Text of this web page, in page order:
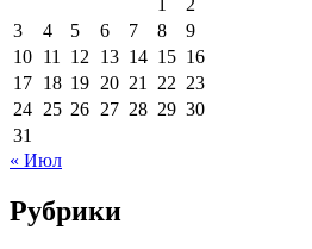
3
4 5 6 7 8
9
10 11 12 13 14 15 16
17 18 19 20 21 22 23
24 25 26 27 28 29 30
31
« Июл
Рубрики